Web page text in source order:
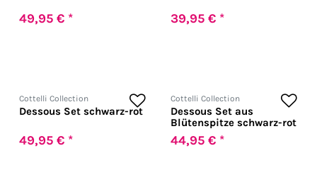
49,95 € * 39,95 € *
Cottelli Collection
Dessous Set schwarz-rot
49,95 € *
Cottelli Collection
Dessous Set aus
Blütenspitze schwarz-rot
44,95 € *